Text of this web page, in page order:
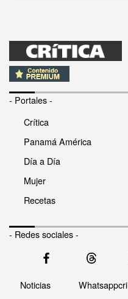
- Portales -
Crítica
Panamá América
Día a Día
Mujer
Recetas
- Redes sociales -
Noticias Whatsappcri